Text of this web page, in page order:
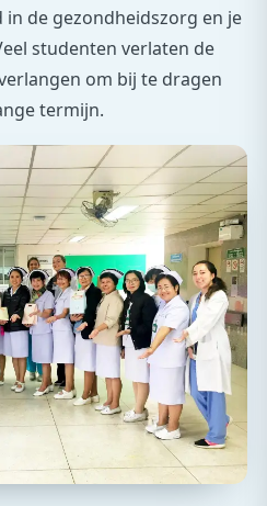
de gezondheidszorg en je
studenten verlaten de
om bij te dragen
termijn.